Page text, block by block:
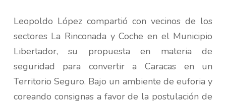
Leopoldo López compartió con vecinos de los
sectores La Rinconada y Coche en el Municipio
Libertador, su propuesta en materia de
seguridad para convertir a Caracas en un
Territorio Seguro. Bajo un ambiente de euforia y
coreando consignas a favor de la postulación de